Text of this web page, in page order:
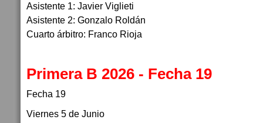
Asistente 1: Javier Viglieti
Asistente 2: Gonzalo Roldán
Cuarto árbitro: Franco Rioja
Primera B 2026 - Fecha 19
Fecha 19
Viernes 5 de Junio